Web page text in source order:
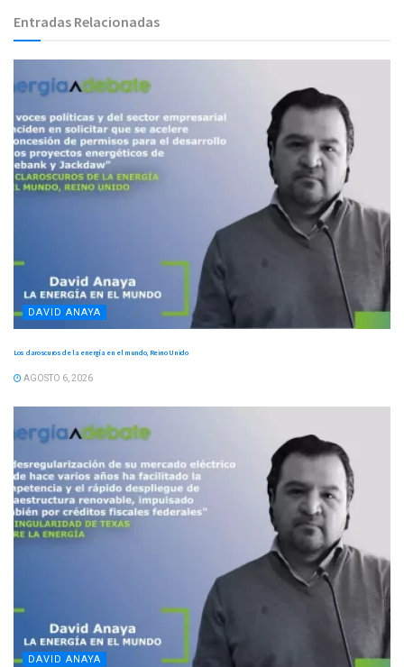
Entradas Relacionadas
DAVID ANAYA
Los claroscuros de la energía en el mundo, Reino Unido
AGOSTO 6, 2026
DAVID ANAYA